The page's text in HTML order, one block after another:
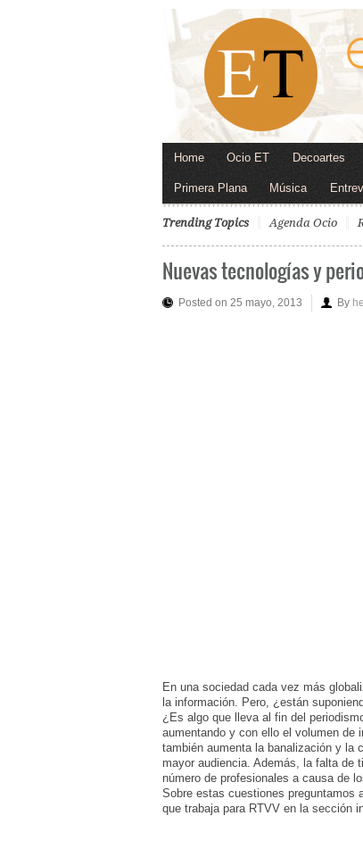
Home Ocio ET Decoartes
Primera Plana Música
Trending Topics Agenda Ocio
Nuevas tecnologías y
Posted on 25 mayo, 2013 By
En una sociedad cada vez más
la información. Pero, ¿están
¿Es algo que lleva al fin del
aumentando y con ello el volumen
también aumenta la banalización y la
mayor audiencia. Además, la falta de
número de profesionales a causa de
Sobre estas cuestiones preguntamos
que trabaja para RTVV en la sección